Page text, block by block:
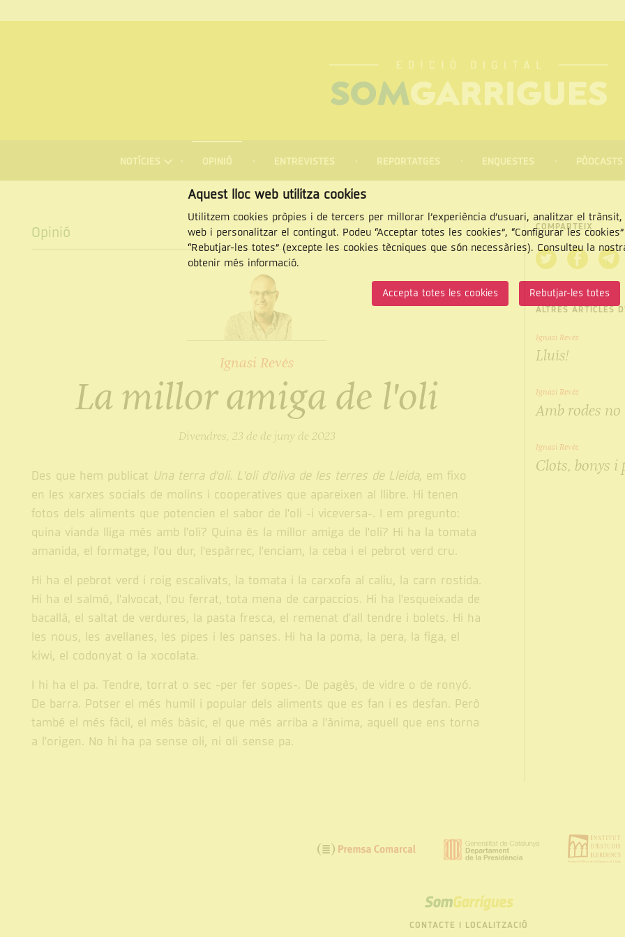
NOTÍCIES OPINIÓ ENTREVISTES REPORTATGES ENQUESTES PÒDCASTS
Opinió
Ignasi Revés
La millor amiga de l'oli
Divendres, 23 de de juny de 2023
Des que hem publicat Una terra d'oli. L'oli d'oliva de les terres de Lleida, em fixo
en les xarxes socials de molins i cooperatives que apareixen al llibre. Hi tenen
fotos dels aliments que potencien el sabor de l'oli -i viceversa-. I em pregunto:
quina vianda lliga més amb l'oli? Quina és la millor amiga de l'oli? Hi ha la tomata
amanida, el formatge, l'ou dur, l'espàrrec, l'enciam, la ceba i el pebrot verd cru.
Hi ha el pebrot verd i roig escalivats, la tomata i la carxofa al caliu, la carn rostida.
Hi ha el salmó, l'alvocat, l'ou ferrat, tota mena de carpaccios. Hi ha l'esqueixada de
bacallà, el saltat de verdures, la pasta fresca, el remenat d'all tendre i bolets. Hi ha
les nous, les avellanes, les pipes i les panses. Hi ha la poma, la pera, la figa, el
kiwi, el codonyat o la xocolata.
I hi ha el pa. Tendre, torrat o sec -per fer sopes-. De pagès, de vidre o de ronyó.
De barra. Potser el més humil i popular dels aliments que es fan i es desfan. Però
també el més fàcil, el més bàsic, el que més arriba a l'ànima, aquell que ens torna
a l'origen. No hi ha pa sense oli, ni oli sense pa.
COMPARTEIX
ALTRES ARTICLES
Ignasi Revés
Lluís!
Ignasi Revés
Amb rodes no
Ignasi Revés
Clots, bonys i
SOM
GARRIGUES
CONTACTE I LOCALITZACIÓ
Aquest lloc web utilitza cookies
Utilitzem cookies pròpies i de tercers per millorar l’experiència d’usuari, analitzar el
web i personalitzar el contingut. Podeu “Acceptar totes les cookies”, “Configurar les
“Rebutjar-les totes” (excepte les cookies tècniques que són necessàries). Consulteu la
obtenir més informació.
Accepta totes les cookies Rebutjar-les totes